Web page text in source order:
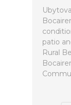
patio
Rural